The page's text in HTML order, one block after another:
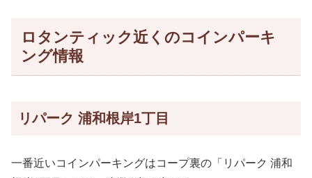
ロタンティック近くのコインパーキ
ング情報
リパーク 浦和根岸1丁目
一番近いコインパーキングはコープ裏の「リパーク 浦和